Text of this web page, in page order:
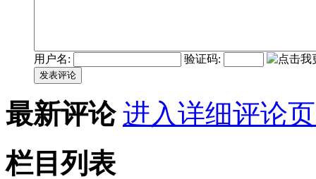
用户名: 验证码:
发表评论
最新评论 进入详细评论
栏目列表